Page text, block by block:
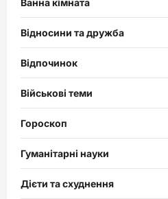
Відносини та дружба
Відпочинок
Військові теми
Гороскоп
Гуманітарні науки
Дієти та схуднення